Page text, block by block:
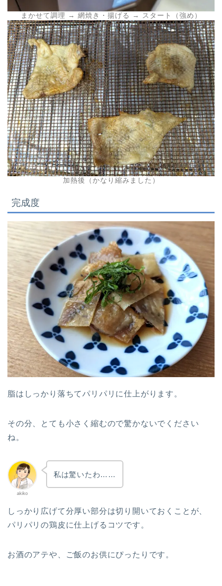
まかせて調理 → 網焼き・揚げる → スタート（強め）
加熱後（かなり縮みました）
完成度
脂はしっかり落ちてパリパリに仕上がります。
その分、とても小さく縮むので驚かないでください
ね。
akiko
私は驚いたわ……
しっかり広げて分厚い部分は切り開いておくことが、
パリパリの鶏皮に仕上げるコツです。
お酒のアテや、ご飯のお供にぴったりです。